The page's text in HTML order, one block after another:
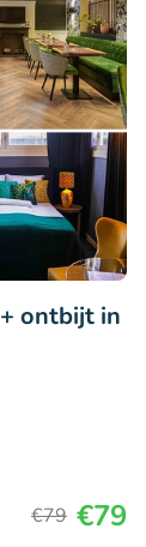
ontbijt in
€79 €79